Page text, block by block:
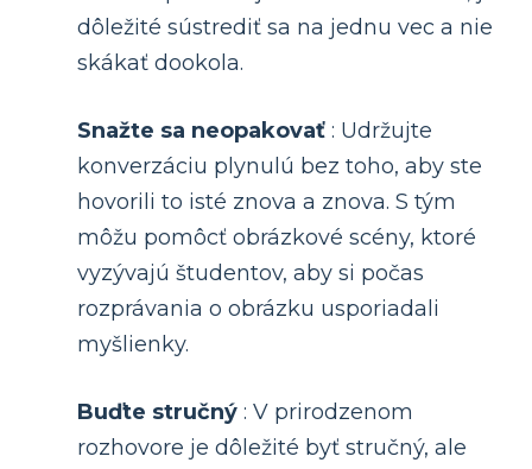
dôležité sústrediť sa na jednu vec a nie
skákať dookola.
Snažte sa neopakovať : Udržujte
konverzáciu plynulú bez toho, aby ste
hovorili to isté znova a znova. S tým
môžu pomôcť obrázkové scény, ktoré
vyzývajú študentov, aby si počas
rozprávania o obrázku usporiadali
myšlienky.
Buďte stručný : V prirodzenom
rozhovore je dôležité byť stručný, ale